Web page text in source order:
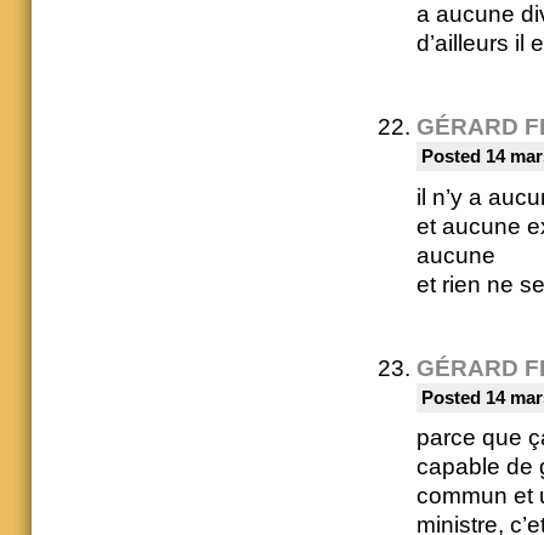
a aucune
d’ailleurs il
GÉRARD
Posted 14
il n’y a
et aucune
aucune
et rien ne
GÉRARD
Posted 14
parce que
capable de
commun et
ministre,